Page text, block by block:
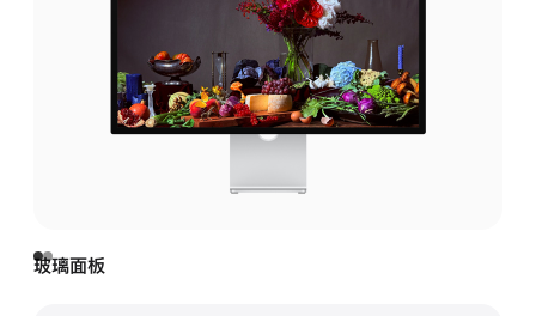
玻璃面板